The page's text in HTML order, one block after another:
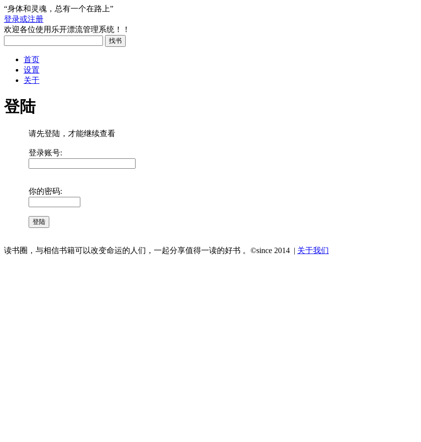
“身体和灵魂，总有一个在路上”
登录或注册
欢迎各位使用乐开漂流管理系统！！
首页
设置
关于
登陆
请先登陆，才能继续查看
登录账号:
你的密码:
读书圈，与相信书籍可以改变命运的人们，一起分享值得一读的好书 。©since 2014 | 关于我们